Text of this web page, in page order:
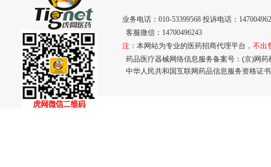
业务电话：010-53399568 投诉电话：
客服微信：14700496243
注 ：本网站为专业的医药招商代理平台， 不出
药品医疗器械网络信息服务备案号：(京)网
中华人民共和国互联网药品信息服务资格证